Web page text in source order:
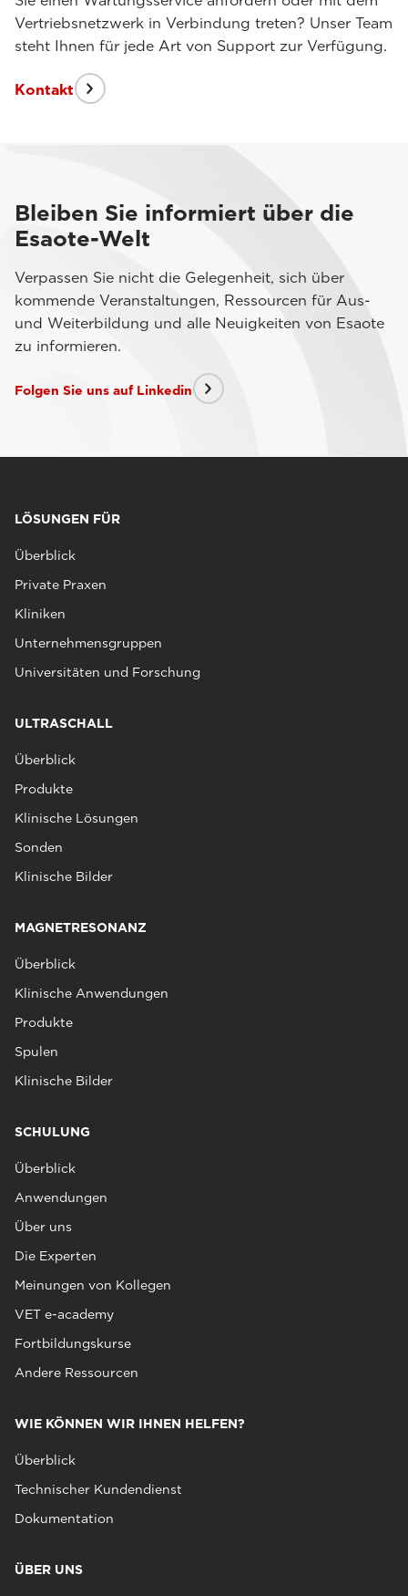
Vertriebsnetzwerk in Verbindung treten? Unser Team
steht Ihnen für jede Art von Support zur Verfügung.
Kontakt
Bleiben Sie informiert über die
Esaote-Welt
Verpassen Sie nicht die Gelegenheit, sich über
kommende Veranstaltungen, Ressourcen für Aus-
und Weiterbildung und alle Neuigkeiten von Esaote
zu informieren.
Folgen Sie uns auf Linkedin
LÖSUNGEN FÜR
Überblick
Private Praxen
Kliniken
Unternehmensgruppen
Universitäten und Forschung
ULTRASCHALL
Überblick
Produkte
Klinische Lösungen
Sonden
Klinische Bilder
MAGNETRESONANZ
Überblick
Klinische Anwendungen
Produkte
Spulen
Klinische Bilder
SCHULUNG
Überblick
Anwendungen
Über uns
Die Experten
Meinungen von Kollegen
VET e-academy
Fortbildungskurse
Andere Ressourcen
WIE KÖNNEN WIR IHNEN HELFEN?
Überblick
Technischer Kundendienst
Dokumentation
ÜBER UNS